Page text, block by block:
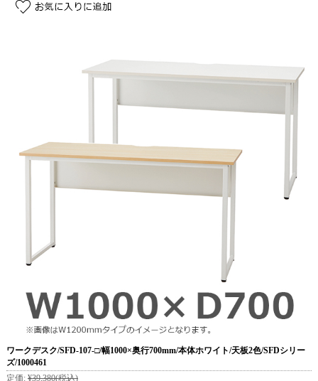
ワークデスク/SFD-107-□/幅1000×奥行700mm/本体ホワイト/天板2色/SFDシリー
ズ/1000461
定価: ¥39,380(税込)